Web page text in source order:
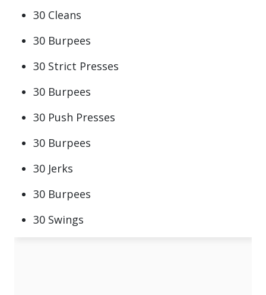
30 Cleans
30 Burpees
30 Strict Presses
30 Burpees
30 Push Presses
30 Burpees
30 Jerks
30 Burpees
30 Swings